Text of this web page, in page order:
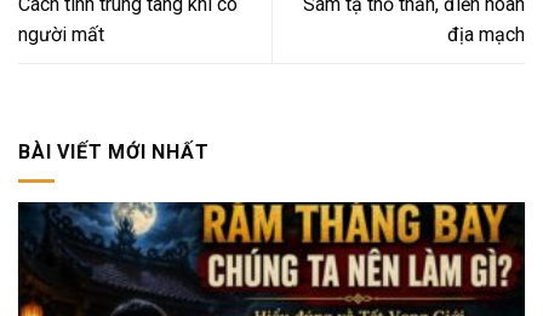
người mất
địa mạch
BÀI VIẾT MỚI NHẤT